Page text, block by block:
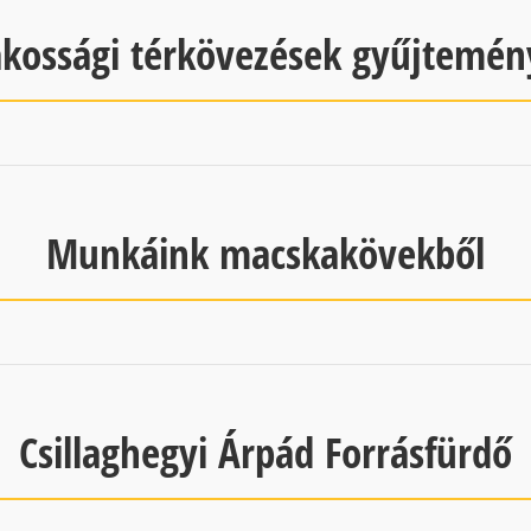
térkövezések
Munkáink macskakövekből
Csillaghegyi Árpád Forrásfürdő